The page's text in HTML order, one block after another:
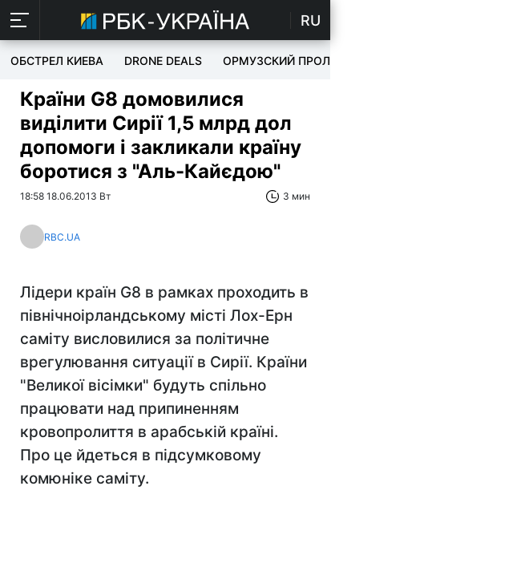
RU
ОБСТРЕЛ КИЕВА DRONE DEALS ОРМУЗСКИЙ ПРОЛИВ
Країни G8 домовилися
виділити Сирії 1,5 млрд дол
допомоги і закликали країну
боротися з "Аль-Кайєдою"
18:58 18.06.2013 Вт 3 мин
RBC.UA
Лідери країн G8 в рамках проходить в
північноірландському місті Лох-Ерн
саміту висловилися за політичне
врегулювання ситуації в Сирії. Країни
"Великої вісімки" будуть спільно
працювати над припиненням
кровопролиття в арабській країні.
Про це йдеться в підсумковому
комюніке саміту.